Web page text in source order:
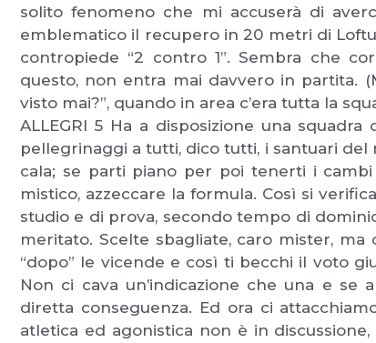
solito fenomeno che mi accuserà di
emblematico il recupero in 20 metri di
contropiede “2 contro 1”. Sembra che
questo, non entra mai davvero in partita.
visto mai?”, quando in area c’era tutta la
ALLEGRI 5 Ha a disposizione una
pellegrinaggi a tutti, dico tutti, i santuari del
cala; se parti piano per poi tenerti i
mistico, azzeccare la formula. Così si
studio e di prova, secondo tempo di
meritato. Scelte sbagliate, caro mister,
“dopo” le vicende e così ti becchi il voto
Non ci cava un’indicazione che una e
diretta conseguenza. Ed ora ci
atletica ed agonistica non è in